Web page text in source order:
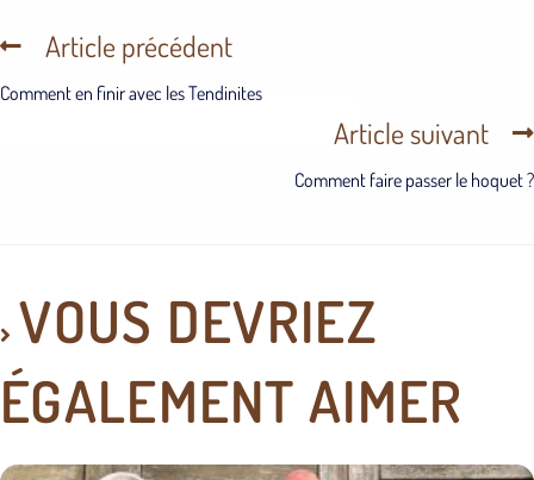
Article précédent
Comment en finir avec les Tendinites
Article suivant
Comment faire passer le hoquet ?
VOUS DEVRIEZ
ÉGALEMENT AIMER